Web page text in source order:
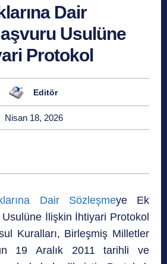
Dair
Usulüne
Protokol
Editör
Nisan 18, 2026
Dair Sözleşmeye Ek
İlişkin İhtiyari Protokol
Kuralları, Birleşmiş Milletler
19 Aralık 2011 tarihli ve